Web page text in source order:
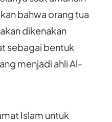
bahwa orang tua
dikenakan
sebagai bentuk
menjadi ahli Al-
Islam untuk